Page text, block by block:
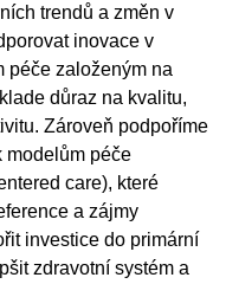
trendů a změn v
inovace v
péče založeným na
důraz na kvalitu,
Zároveň podpoříme
modelům péče
care), které
a zájmy
investice do primární
zdravotní systém a